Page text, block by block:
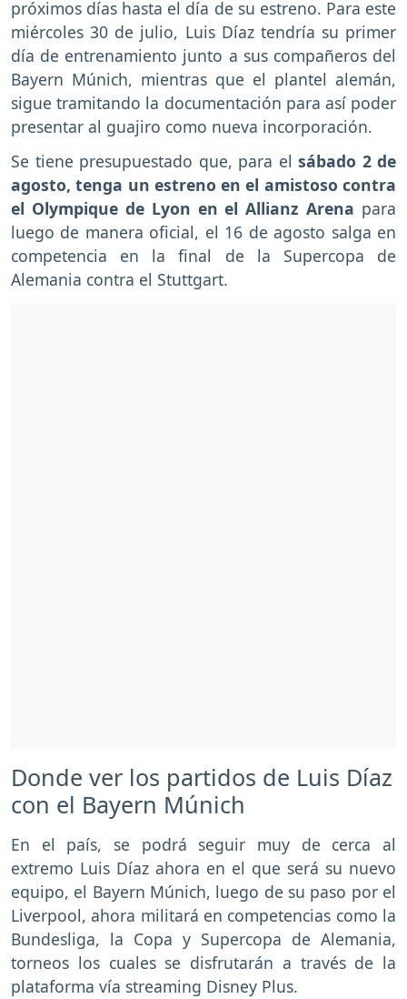
próximos días hasta el día de su estreno. Para este
miércoles 30 de julio, Luis Díaz tendría su primer
día de entrenamiento junto a sus compañeros del
Bayern Múnich, mientras que el plantel alemán,
sigue tramitando la documentación para así poder
presentar al guajiro como nueva incorporación.
Se tiene presupuestado que, para el sábado 2 de
agosto, tenga un estreno en el amistoso contra
el Olympique de Lyon en el Allianz Arena para
luego de manera oficial, el 16 de agosto salga en
competencia en la final de la Supercopa de
Alemania contra el Stuttgart.
Donde ver los partidos de Luis Díaz
con el Bayern Múnich
En el país, se podrá seguir muy de cerca al
extremo Luis Díaz ahora en el que será su nuevo
equipo, el Bayern Múnich, luego de su paso por el
Liverpool, ahora militará en competencias como la
Bundesliga, la Copa y Supercopa de Alemania,
torneos los cuales se disfrutarán a través de la
plataforma vía streaming Disney Plus.